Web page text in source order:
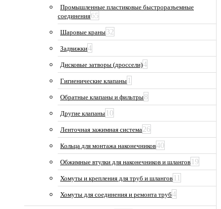
Промышленные пластиковые быстроразъемные
соединения65
Шаровые краны32
Задвижки4
Дисковые затворы (дроссели)4
Гигиенические клапаны 1
Обратные клапаны и фильтры8
Другие клапаны 10
Ленточная зажимная система26
Кольца для монтажа наконечников40
Обжимные втулки для наконечников и шлангов 19
Хомуты и крепления для труб и шлангов 11
Хомуты для соединения и ремонта труб4